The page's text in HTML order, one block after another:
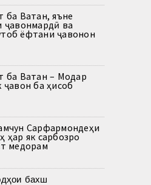
ба Ватан, яъне
ҷавонмардӣ ва
ёфтани ҷавонон
ба Ватан – Модар
ҷавон ба ҳисоб
Сарфармондеҳи
ҳар як сарбозро
медорам
бахш